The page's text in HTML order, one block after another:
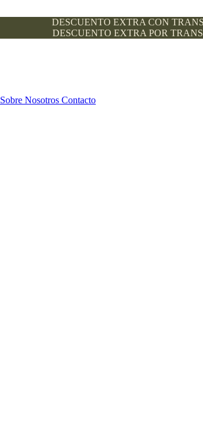
DESCUENTO EXTRA CON
DESCUENTO EXTRA POR
Sobre Nosotros Contacto